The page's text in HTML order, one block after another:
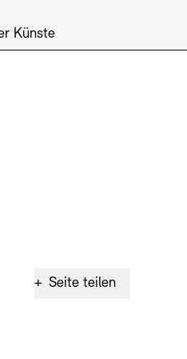
Künste
+ Seite teilen